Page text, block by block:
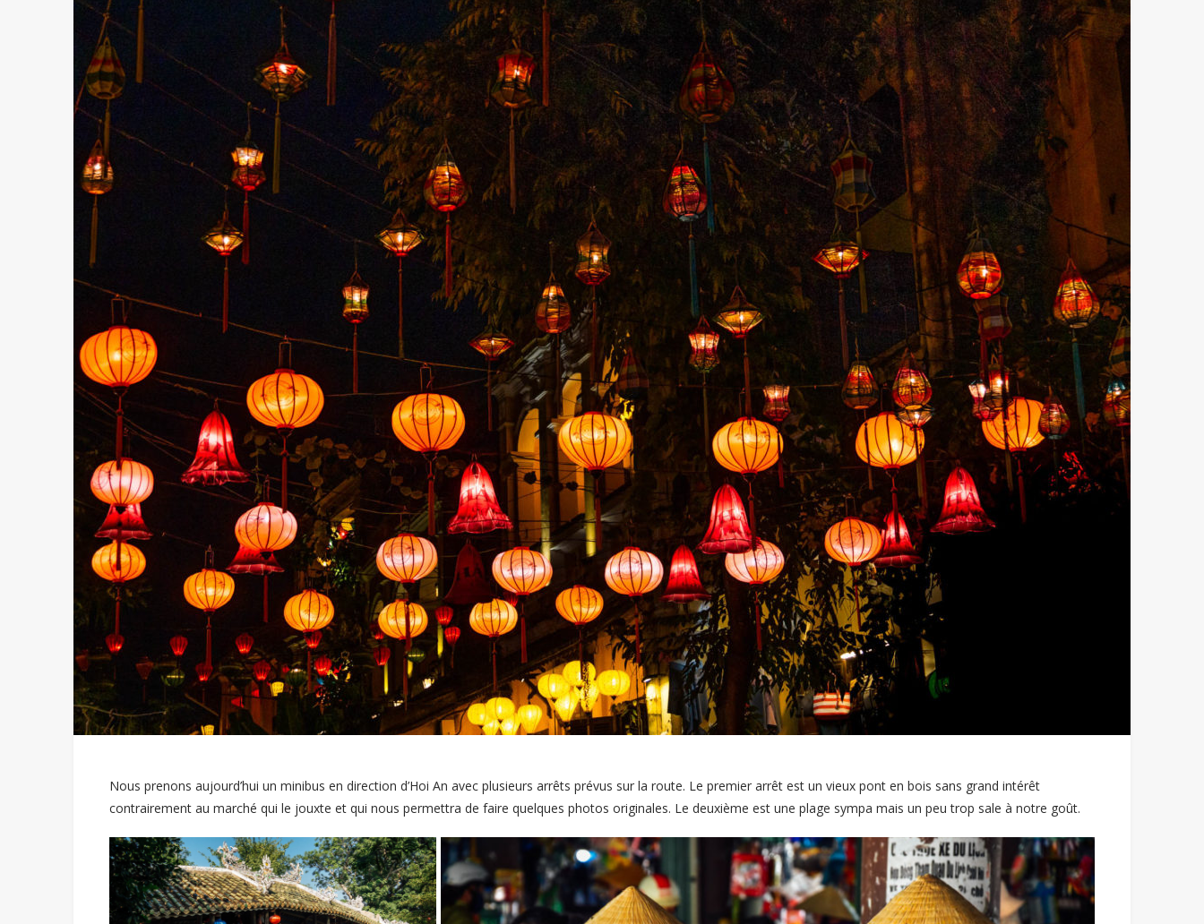
Nous prenons aujourd’hui un minibus en direction d’Hoi An avec plusieurs arrêts prévus sur la route. Le premier arrêt est un vieux pont en bois sans grand intérêt
contrairement au marché qui le jouxte et qui nous permettra de faire quelques photos originales. Le deuxième est une plage sympa mais un peu trop sale à notre goût.